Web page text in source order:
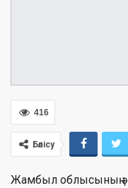
416
Бөлісу
Жамбыл облысының